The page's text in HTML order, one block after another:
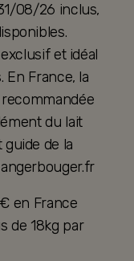
08/26 inclus,
et idéal
En France, la
du lait
de la
en France
de 18kg par